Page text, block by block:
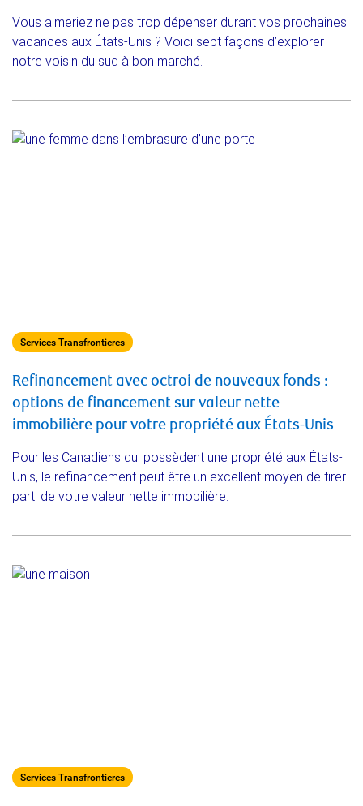
Vous aimeriez ne pas trop dépenser durant vos prochaines
vacances aux États-Unis ? Voici sept façons d’explorer
notre voisin du sud à bon marché.
Services Transfrontieres
Refinancement avec octroi de nouveaux fonds :
options de financement sur valeur nette
immobilière pour votre propriété aux États-Unis
Pour les Canadiens qui possèdent une propriété aux États-
Unis, le refinancement peut être un excellent moyen de tirer
parti de votre valeur nette immobilière.
Services Transfrontieres